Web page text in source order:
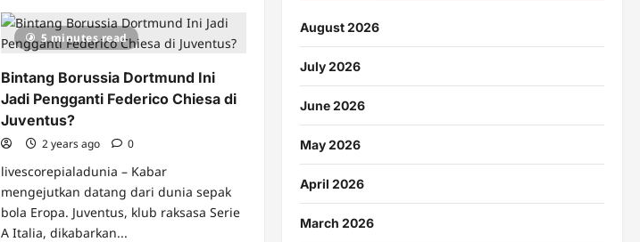
Jersey
Tandang
2024/2025,
Aksen
Muda,
Logo
Merah
5 minutes read
Bintang Borussia Dortmund Ini
Jadi Pengganti Federico Chiesa di
Juventus?
2 years ago 0
livescorepialadunia – Kabar
mengejutkan datang dari dunia sepak
bola Eropa. Juventus, klub raksasa Serie
A Italia, dikabarkan...
August 2026
July 2026
June 2026
May 2026
April 2026
March 2026